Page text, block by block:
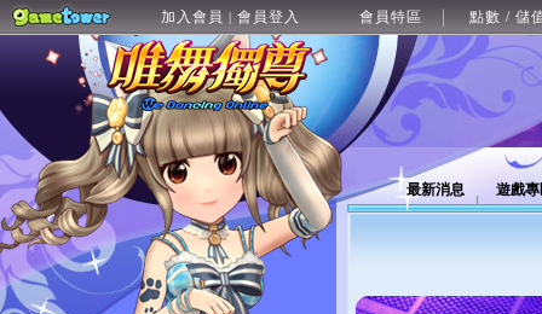
加入會員 | 會員登入 會員特區 點數 / 儲
最新消息 遊戲